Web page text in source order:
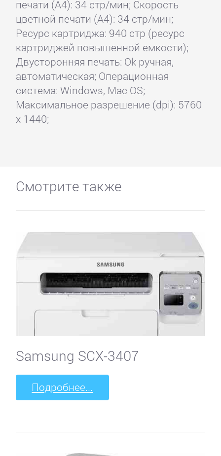
печати (А4): 34 стр/мин; Скорость
цветной печати (А4): 34 стр/мин;
Ресурс картриджа: 940 стр (ресурс
картриджей повышенной емкости);
Двусторонняя печать: Ok ручная,
автоматическая; Операционная
система: Windows, Mac OS;
Максимальное разрешение (dpi): 5760
x 1440;
Смотрите также
Samsung SCX-3407
Подробнее...